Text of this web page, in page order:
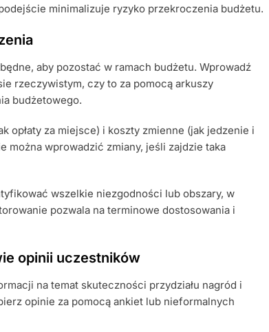
minimalizuje ryzyko przekroczenia budżetu.
aby pozostać w ramach budżetu. Wprowadź
rzeczywistym, czy to za pomocą arkuszy
budżetowego.
opłaty za miejsce) i koszty zmienne (jak jedzenie i
można wprowadzić zmiany, jeśli zajdzie taka
wszelkie niezgodności lub obszary, w
pozwala na terminowe dostosowania i
opinii uczestników
na temat skuteczności przydziału nagród i
opinie za pomocą ankiet lub nieformalnych